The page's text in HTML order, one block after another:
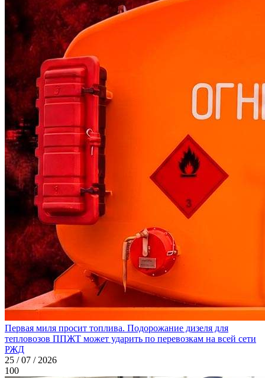
Первая миля просит топлива. Подорожание дизеля для
тепловозов ППЖТ может ударить по перевозкам на всей сети
РЖД
25 / 07 / 2026
100